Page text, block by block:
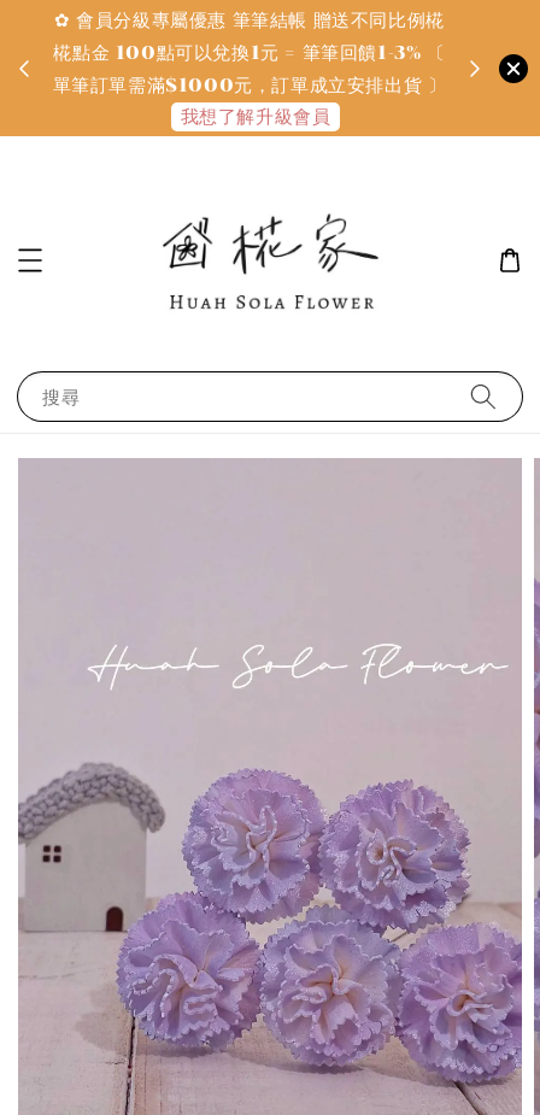
✿ 會員分級專屬優惠 筆筆結帳 贈送不同比例椛
椛點金 100點可以兌換1元 = 筆筆回饋1-3% 〔
單筆訂單需滿$1000元，訂單成立安排出貨 〕
我想了解升級會員
搜尋